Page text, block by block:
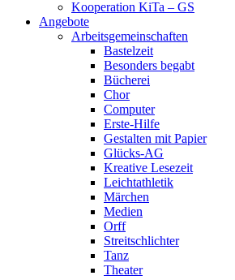
Kooperation KiTa – GS
Angebote
Arbeitsgemeinschaften
Bastelzeit
Besonders begabt
Bücherei
Chor
Computer
Erste-Hilfe
Gestalten mit Papier
Glücks-AG
Kreative Lesezeit
Leichtathletik
Märchen
Medien
Orff
Streitschlichter
Tanz
Theater